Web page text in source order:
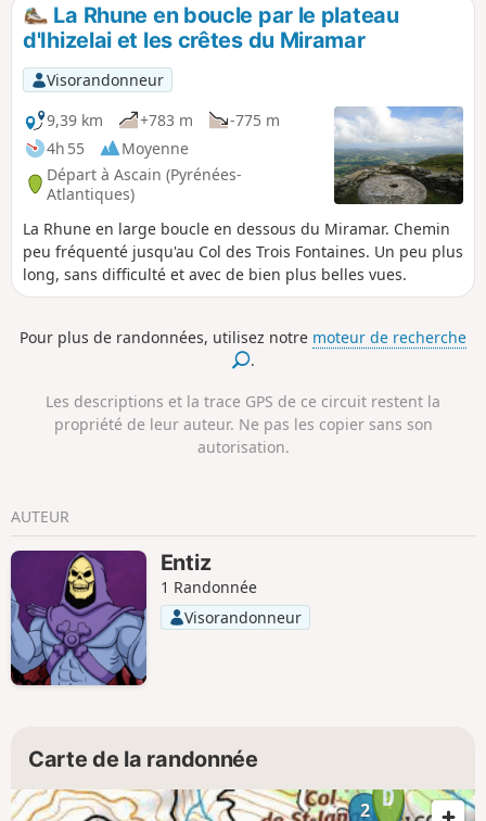
La Rhune en boucle par le plateau
d'Ihizelai et les crêtes du Miramar
Visorandonneur
9,39 km
+783 m
-775 m
4h 55
Moyenne
Départ à Ascain (Pyrénées-
Atlantiques)
La Rhune en large boucle en dessous du Miramar. Chemin
peu fréquenté jusqu'au Col des Trois Fontaines. Un peu plus
long, sans difficulté et avec de bien plus belles vues.
Pour plus de randonnées, utilisez notre moteur de recherche
.
Les descriptions et la trace GPS de ce circuit restent la
propriété de leur auteur. Ne pas les copier sans son
autorisation.
AUTEUR
Entiz
1 Randonnée
Visorandonneur
Carte de la randonnée
1
2